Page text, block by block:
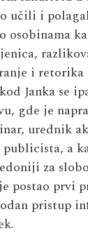
učili i
osobinama
i retorika
Janka se
gde je
urednik
publicista, a
za
postao prvi
pristup